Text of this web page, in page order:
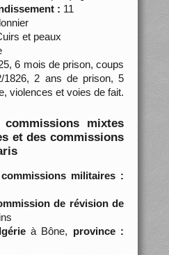
: 11
et peaux
6 mois de prison, coups
1826, 2 ans de prison, 5
violences et voies de fait.
commissions mixtes
et des commissions
militaires :
de révision de
à Bône, province :